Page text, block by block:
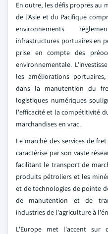
En outre, les défis propres au
de l'Asie et du Pacifique
environnements
infrastructures portuaires en
prise en compte des
environnementale.
les améliorations
dans la manutention du
logistiques numériques
l'efficacité et la compétitivité
marchandises en vrac.
Le marché des services de
caractérise par son vaste
facilitant le transport de
produits pétroliers et les
et de technologies de pointe
de manutention et de
industries de l'agriculture à
L'Europe met l'accent sur